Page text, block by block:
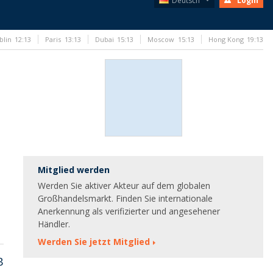
Mitglied werden
Werden Sie aktiver Akteur auf dem globalen
Großhandelsmarkt. Finden Sie internationale
Anerkennung als verifizierter und angesehener
Händler.
Werden Sie jetzt Mitglied
12:13 Paris 13:13 Dubai 15:13 Moscow 15:13 Hong Kong 19:13